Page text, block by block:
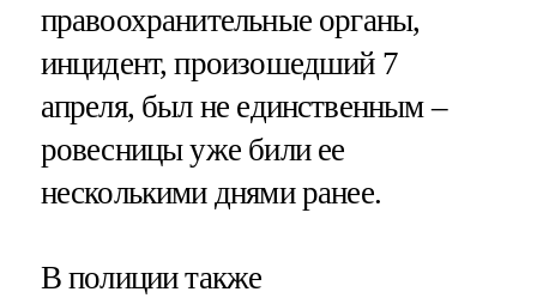
правоохранительные органы,
инцидент, произошедший 7
апреля, был не единственным –
ровесницы уже били ее
несколькими днями ранее.
В полиции также